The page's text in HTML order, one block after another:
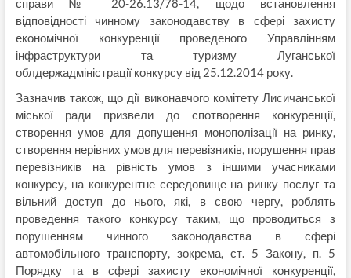
відповідності чинному законодавству в сфері захисту
економічної конкуренції проведеного Управлінням
інфраструктури та туризму Луганської
облдержадміністрації конкурсу від 25.12.2014 року.
Зазначив також, що дії виконавчого комітету Лисичанської
міської ради призвели до спотворення конкуренції,
створення умов для допущення монополізації на ринку,
створення нерівних умов для перевізників, порушення прав
перевізників на рівність умов з іншими учасниками
конкурсу, на конкурентне середовище на ринку послуг та
вільний доступ до нього, які, в свою чергу, роблять
проведення такого конкурсу таким, що проводиться з
порушенням чинного законодавства в сфері
автомобільного транспорту, зокрема, ст. 5 Закону, п. 5
Порядку та в сфері захисту економічної конкуренції,